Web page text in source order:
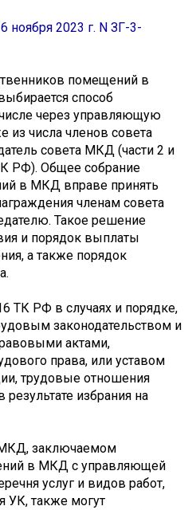
2023 г. N ЗГ-3-
помещений в
способ
через управляющую
из числа членов совета
совета МКД (части 2 и
РФ). Общее собрание
в МКД вправе принять
членам совета
Такое решение
и порядок выплаты
а также порядок
ТК РФ в случаях и порядке,
законодательством и
актами,
права, или уставом
трудовые отношения
результате избрания на
заключаемом
в МКД с управляющей
услуг и видов работ,
УК, также могут